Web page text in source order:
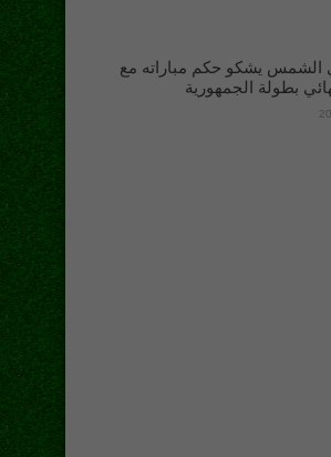
الشمس يشكو حكم مباراته مع
بطولة الجمهورية